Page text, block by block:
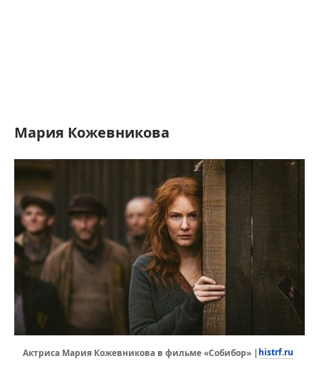
Мария Кожевникова
Актриса Мария Кожевникова в фильме «Собибор» | histrf.ru